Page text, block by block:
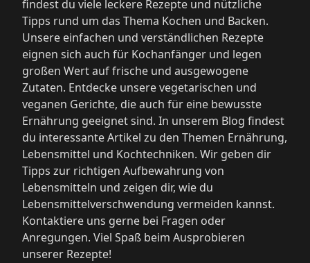
findest du viele leckere Rezepte und nützliche
Tipps rund um das Thema Kochen und Backen.
Unsere einfachen und verständlichen Rezepte
eignen sich auch für Kochanfänger und legen
großen Wert auf frische und ausgewogene
Zutaten. Entdecke unsere vegetarischen und
veganen Gerichte, die auch für eine bewusste
Ernährung geeignet sind. In unserem Blog findest
du interessante Artikel zu den Themen Ernährung,
Lebensmittel und Kochtechniken. Wir geben dir
Tipps zur richtigen Aufbewahrung von
Lebensmitteln und zeigen dir, wie du
Lebensmittelverschwendung vermeiden kannst.
Kontaktiere uns gerne bei Fragen oder
Anregungen. Viel Spaß beim Ausprobieren
unserer Rezepte!